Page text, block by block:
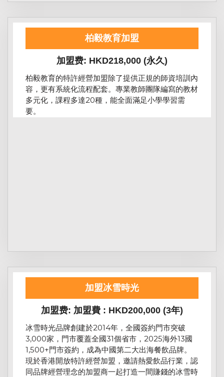
柏毅教育加盟
加盟费: HKD218,000 (永久)
柏毅教育的特許經營加盟除了提供正規的師資培訓內
容，更有系統化流程配套。專業教師團隊編寫的教材
多元化，課程多達20種，能全面滿足小學學習需
要。
加盟冰雪時光
加盟费: 加盟費 : HKD200,000 (3年)
冰雪時光品牌創建於2014年，全國簽約門市突破
3,000家，門市覆蓋全國31個省市，2025海外13國
1,500+門市簽約，成為中國第二大出海餐飲品牌。
現於香港開放特許經營加盟，邀請熱愛飲品行業，認
同品牌經營理念的加盟商一起打造一間賺錢的冰雪時